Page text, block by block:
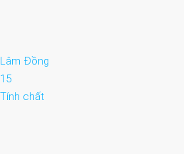
Lâm Đồng
15
Tính chất